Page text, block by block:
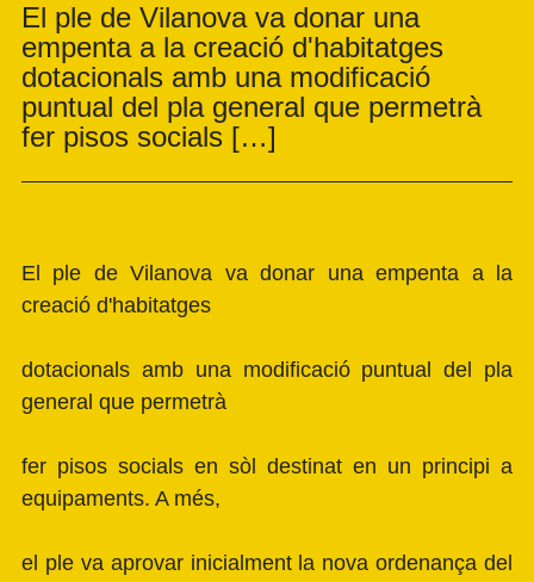
El ple de Vilanova va donar una
empenta a la creació d'habitatges
dotacionals amb una modificació
puntual del pla general que permetrà
fer pisos socials […]
El ple de Vilanova va donar una empenta a la
creació d'habitatges
dotacionals amb una modificació puntual del pla
general que permetrà
fer pisos socials en sòl destinat en un principi a
equipaments. A més,
el ple va aprovar inicialment la nova ordenança del